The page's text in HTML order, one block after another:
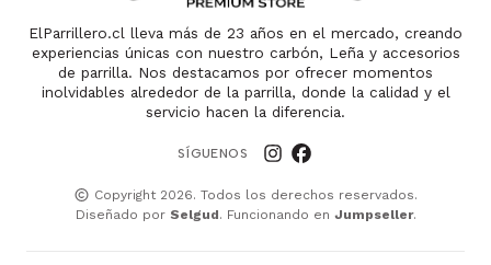
ElParrillero.cl lleva más de 23 años en el mercado, creando
experiencias únicas con nuestro carbón, Leña y accesorios
de parrilla. Nos destacamos por ofrecer momentos
inolvidables alrededor de la parrilla, donde la calidad y el
servicio hacen la diferencia.
SÍGUENOS
Copyright 2026. Todos los derechos reservados.
Diseñado por Selgud. Funcionando en Jumpseller.